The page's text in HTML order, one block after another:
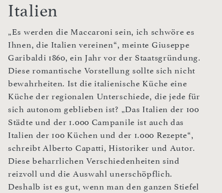
Italien
„Es werden die Maccaroni sein, ich schwöre es
Ihnen, die Italien vereinen“, meinte Giuseppe
Garibaldi 1860, ein Jahr vor der Staatsgründung.
Diese romantische Vorstellung sollte sich nicht
bewahrheiten. Ist die italienische Küche eine
Küche der regionalen Unterschiede, die jede für
sich autonom geblieben ist? „Das Italien der 100
Städte und der 1.000 Campanile ist auch das
Italien der 100 Küchen und der 1.000 Rezepte“,
schreibt Alberto Capatti, Historiker und Autor.
Diese beharrlichen Verschiedenheiten sind
reizvoll und die Auswahl unerschöpflich.
Deshalb ist es gut, wenn man den ganzen Stiefel